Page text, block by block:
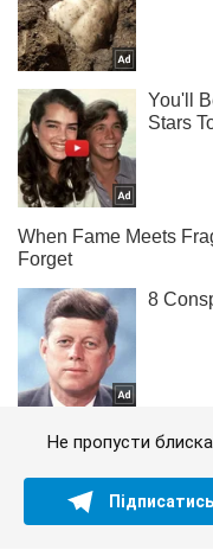
Не пропусти
Підписатись